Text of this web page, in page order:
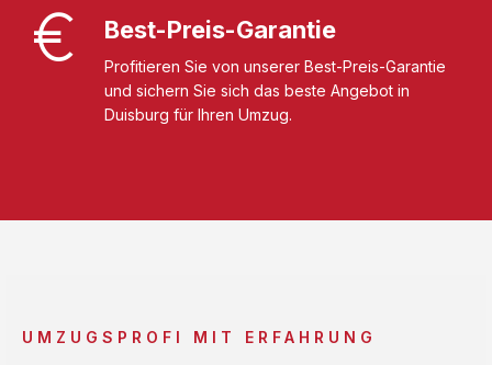
Best-Preis-Garantie
Profitieren Sie von unserer Best-Preis-Garantie
und sichern Sie sich das beste Angebot in
Duisburg für Ihren Umzug.
UMZUGSPROFI MIT ERFAHRUNG